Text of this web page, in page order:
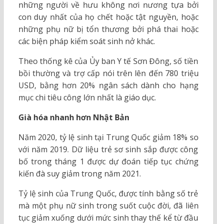
những người về hưu không nơi nương tựa bởi
con duy nhất của họ chết hoặc tật nguyền, hoặc
những phụ nữ bị tổn thương bởi phá thai hoặc
các biện pháp kiểm soát sinh nở khác.
Theo thống kê của Ủy ban Y tế Sơn Đông, số tiền
bồi thường và trợ cấp nói trên lên đến 780 triệu
USD, bằng hơn 20% ngân sách dành cho hạng
mục chi tiêu công lớn nhất là giáo dục.
Già hóa nhanh hơn Nhật Bản
Năm 2020, tỷ lệ sinh tại Trung Quốc giảm 18% so
với năm 2019. Dữ liệu trẻ sơ sinh sắp được công
bố trong tháng 1 được dự đoán tiếp tục chứng
kiến đà suy giảm trong năm 2021.
Tỷ lệ sinh của Trung Quốc, được tính bằng số trẻ
mà một phụ nữ sinh trong suốt cuộc đời, đã liên
tục giảm xuống dưới mức sinh thay thế kể từ đầu